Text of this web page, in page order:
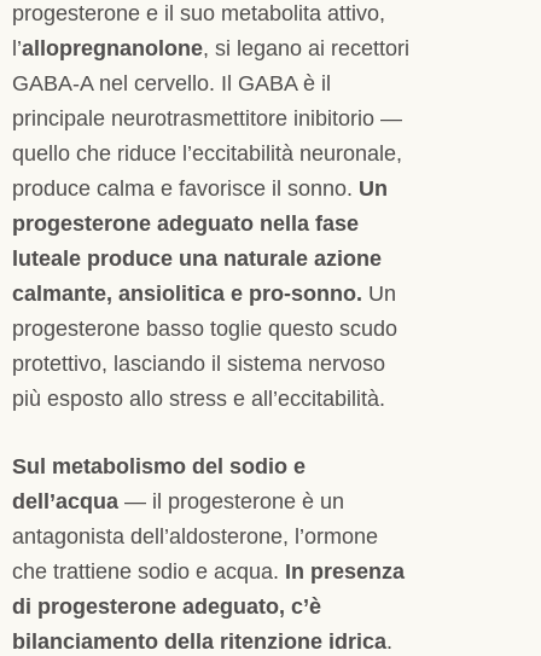
progesterone e il suo metabolita attivo,
l’allopregnanolone, si legano ai recettori
GABA-A nel cervello. Il GABA è il
principale neurotrasmettitore inibitorio —
quello che riduce l’eccitabilità neuronale,
produce calma e favorisce il sonno. Un
progesterone adeguato nella fase
luteale produce una naturale azione
calmante, ansiolitica e pro-sonno. Un
progesterone basso toglie questo scudo
protettivo, lasciando il sistema nervoso
più esposto allo stress e all’eccitabilità.
Sul metabolismo del sodio e
dell’acqua — il progesterone è un
antagonista dell’aldosterone, l’ormone
che trattiene sodio e acqua. In presenza
di progesterone adeguato, c’è
bilanciamento della ritenzione idrica.